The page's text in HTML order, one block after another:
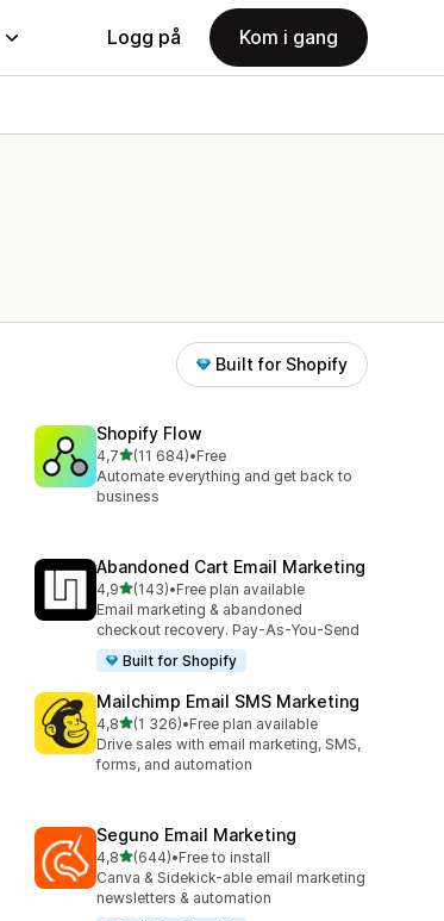
Logg på Kom i gang
Built for Shopify
Shopify Flow
4,7av 5 stjerner
(11 684)
Totalt 11684 omtaler
•Free
Automate everything and get back to
business
Abandoned Cart Email Marketing
4,9av 5 stjerner
(143)
Totalt 143 omtaler
•Free plan available
Email marketing & abandoned
checkout recovery. Pay-As-You-Send
Built for Shopify
Mailchimp Email SMS Marketing
4,8av 5 stjerner
(1 326)
Totalt 1326 omtaler
•Free plan available
Drive sales with email marketing, SMS,
forms, and automation
Seguno Email Marketing
4,8av 5 stjerner
(644)
Totalt 644 omtaler
•Free to install
Canva & Sidekick-able email marketing
newsletters & automation